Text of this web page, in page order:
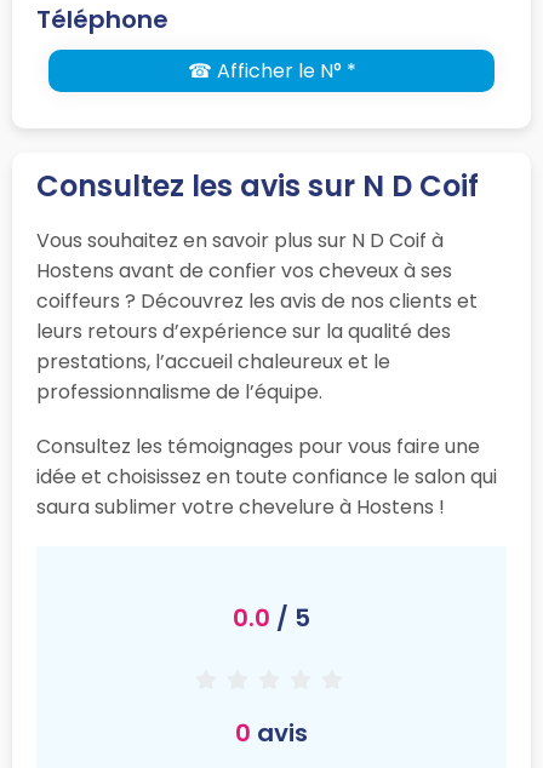
Téléphone
☎ Afficher le N° *
Consultez les avis sur N D Coif
Vous souhaitez en savoir plus sur N D Coif à
Hostens avant de confier vos cheveux à ses
coiffeurs ? Découvrez les avis de nos clients et
leurs retours d’expérience sur la qualité des
prestations, l’accueil chaleureux et le
professionnalisme de l’équipe.
Consultez les témoignages pour vous faire une
idée et choisissez en toute confiance le salon qui
saura sublimer votre chevelure à Hostens !
0.0 / 5
0 avis